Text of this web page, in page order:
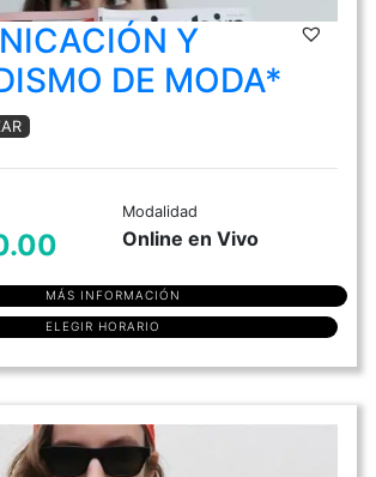
Y
DE MODA*
Modalidad
Online en Vivo
MÁS INFORMACIÓN
ELEGIR HORARIO